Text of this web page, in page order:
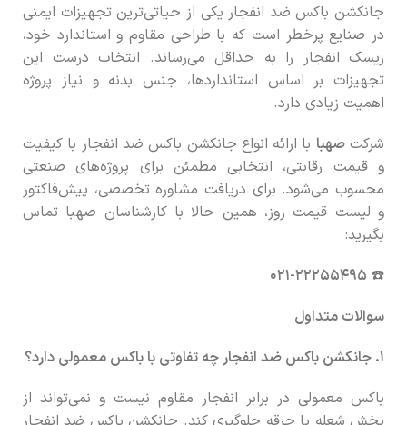
جانکشن باکس ضد انفجار یکی از حیاتی‌ترین تجهیزات ایمنی
در صنایع پرخطر است که با طراحی مقاوم و استاندارد خود،
ریسک انفجار را به حداقل می‌رساند. انتخاب درست این
تجهیزات بر اساس استانداردها، جنس بدنه و نیاز پروژه
اهمیت زیادی دارد.
شرکتصهبا با ارائه انواع جانکشن باکس ضد انفجار با کیفیت
و قیمت رقابتی، انتخابی مطمئن برای پروژه‌های صنعتی
محسوب می‌شود. برای دریافت مشاوره تخصصی، پیش‌فاکتور
و لیست قیمت روز، همین حالا با کارشناسان صهبا تماس
بگیرید:
☎️ ۰۲۱-۲۲۲۵۵۴۹۵
سوالات متداول
۱. جانکشن باکس ضد انفجار چه تفاوتی با باکس معمولی دارد؟
باکس معمولی در برابر انفجار مقاوم نیست و نمی‌تواند از